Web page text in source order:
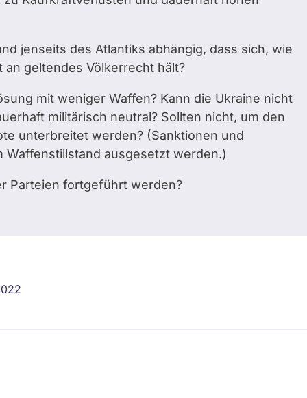
jenseits des Atlantiks abhängig, dass sich, wie
geltendes Völkerrecht hält?
mit weniger Waffen? Kann die Ukraine nicht
militärisch neutral? Sollten nicht, um den
unterbreitet werden? (Sanktionen und
ausgesetzt werden.)
Parteien fortgeführt werden?